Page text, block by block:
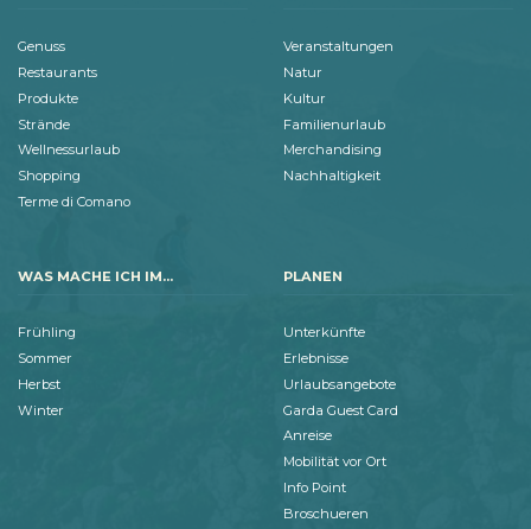
Genuss
Restaurants
Produkte
Strände
Wellnessurlaub
Shopping
Terme di Comano
Veranstaltungen
Natur
Kultur
Familienurlaub
Merchandising
Nachhaltigkeit
WAS MACHE ICH IM...
Frühling
Sommer
Herbst
Winter
PLANEN
Unterkünfte
Erlebnisse
Urlaubsangebote
Garda Guest Card
Anreise
Mobilität vor Ort
Info Point
Broschueren